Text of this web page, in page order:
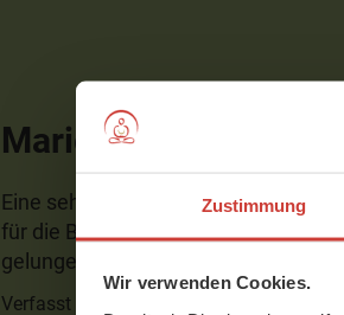
Zustimmung
Wir verwenden Cookies.
Marion
Eine sehr coole Stunde.
für die Balance, dehnend, fordernd
gelungen. Vielen Dank!!
Verfasst am 05.01.2021 um 17:49